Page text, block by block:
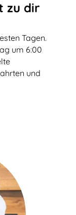
zu dir
Tagen.
um 6:00
und